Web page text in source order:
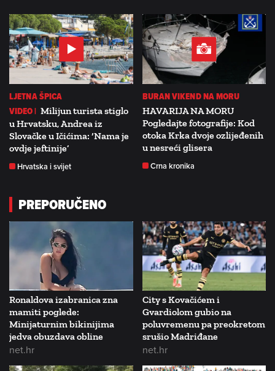
LJETNA ŠPICA
VIDEO | Milijun turista stiglo
u Hrvatsku, Andrea iz
Slovačke u Ičićima: ‘Nama je
ovdje jeftinije’
Hrvatska i svijet
BURAN VIKEND NA MORU
HAVARIJA NA MORU
Pogledajte fotografije: Kod
otoka Krka dvoje ozlijeđenih
u nesreći glisera
Crna kronika
PREPORUČENO
Ronaldova izabranica zna
mamiti poglede:
Minijaturnim bikinijima
jedva obuzdava obline
net.hr
City s Kovačićem i
Gvardiolom gubio na
poluvremenu pa preokretom
srušio Madriđane
net.hr